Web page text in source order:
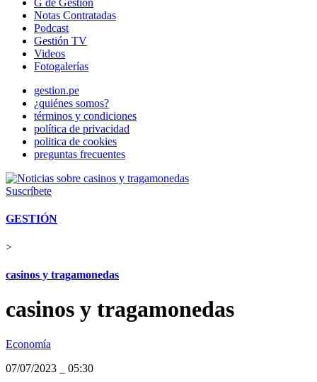
G de Gestión
Notas Contratadas
Podcast
Gestión TV
Videos
Fotogalerías
gestion.pe
¿quiénes somos?
términos y condiciones
política de privacidad
politica de cookies
preguntas frecuentes
Suscríbete
GESTIÓN
>
casinos y tragamonedas
casinos y tragamonedas
Economía
07/07/2023
05:30